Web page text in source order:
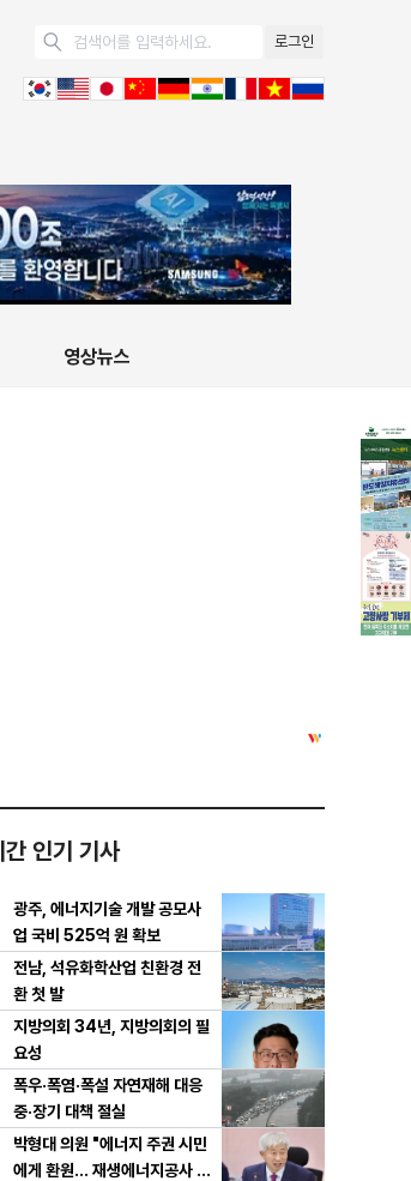
로그인
영상뉴스
간 인기 기사
광주, 에너지기술 개발 공모사
업 국비 525억 원 확보
전남, 석유화학산업 친환경 전
환 첫 발
지방의회 34년, 지방의회의 필
요성
폭우·폭염·폭설 자연재해 대응
중·장기 대책 절실
박형대 의원 "에너지 주권 시민
에게 환원... 재생에너지공사 서